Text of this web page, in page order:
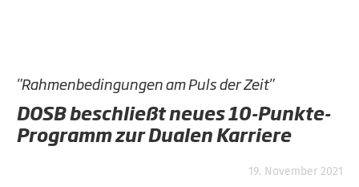
"Rahmenbedingungen am Puls der Zeit"
DOSB beschließt neues 10-Punkte-
Programm zur Dualen Karriere
19. November 2021